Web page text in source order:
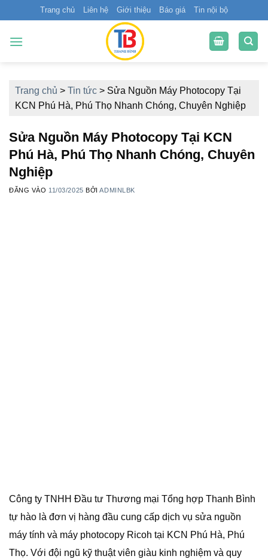
qua
nội
Trang chủ Liên hệ Giới thiệu Báo giá Tin nội bộ
Trang chủ > Tin tức > Sửa Nguồn Máy Photocopy Tại
KCN Phú Hà, Phú Thọ Nhanh Chóng, Chuyên Nghiệp
Sửa Nguồn Máy Photocopy Tại KCN
Phú Hà, Phú Thọ Nhanh Chóng, Chuyên
Nghiệp
ĐĂNG VÀO 11/03/2025 BỞIADMINLBK
Công ty TNHH Đầu tư Thương mại Tổng hợp Thanh Bình
tự hào là đơn vị hàng đầu cung cấp dịch vụ sửa nguồn
máy tính và máy photocopy Ricoh tại KCN Phú Hà, Phú
Thọ. Với đội ngũ kỹ thuật viên giàu kinh nghiệm và quy